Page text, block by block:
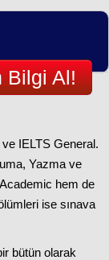
Bilgi Al!
ve IELTS General.
Yazma ve
hem de
ise sınava
bütün olarak